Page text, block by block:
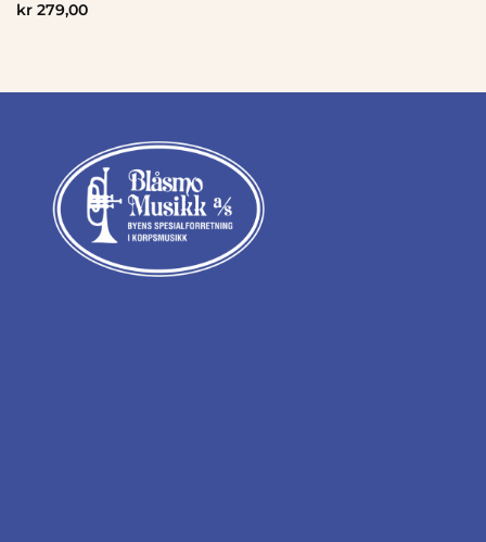
kr279,00